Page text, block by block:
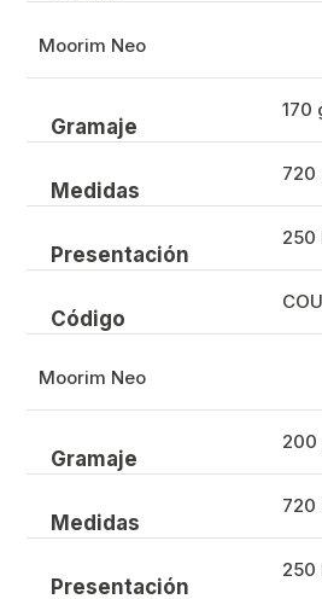
Moorim Neo
Gramaje
170
Medidas
720
Presentación
250
Código
Moorim Neo
Gramaje
200
Medidas
720
Presentación
250